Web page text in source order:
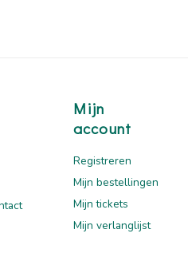
Mijn
account
Registreren
Mijn bestellingen
Mijn tickets
Mijn verlanglijst